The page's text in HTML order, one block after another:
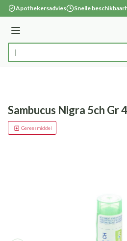
Ga naar de inhoud
Apothekersadvies Snelle
Menu
Product, merk, categorie...
Sambucus Nigra 5ch Gr
Geneesmiddel